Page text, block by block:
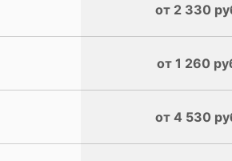
от 2 330
от 1 260
от 4 530